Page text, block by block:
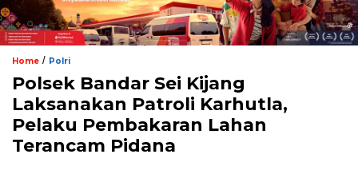
Home / Polri
Polsek Bandar Sei Kijang
Laksanakan Patroli Karhutla,
Pelaku Pembakaran Lahan
Terancam Pidana